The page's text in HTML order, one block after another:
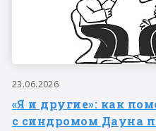
23.06.2026
«Я и другие»: как
с синдромом Дауна